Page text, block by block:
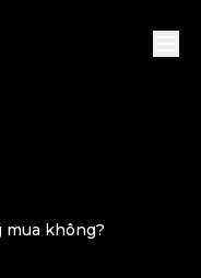
mua không?